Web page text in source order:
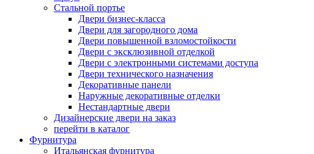
Стальной портье
Двери бизнес-класса
Двери для загородного дома
Двери повышенной взломостойкости
Двери с эксклюзивной отделкой
Двери с электронными системами доступа
Двери технического назначения
Декоративные панели
Наружные декоративные отделки
Нестандартные двери
Дизайнерские двери на заказ
перейти в каталог
Фурнитура
Итальянская фурнитура